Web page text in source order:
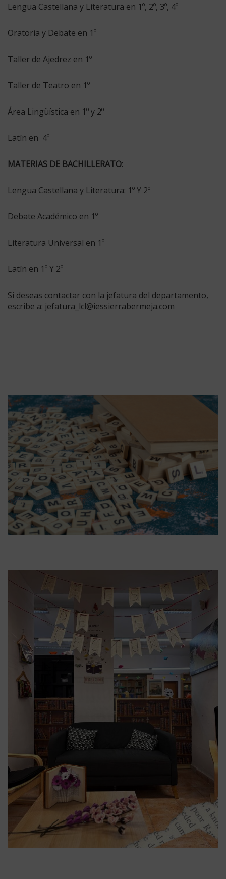
Lengua Castellana y Literatura en 1º, 2º, 3º, 4º
Oratoria y Debate en 1º
Taller de Ajedrez en 1º
Taller de Teatro en 1º
Área Lingüística en 1º y 2º
Latín en 4º
MATERIAS DE BACHILLERATO:
Lengua Castellana y Literatura: 1º Y 2º
Debate Académico en 1º
Literatura Universal en 1º
Latín en 1º Y 2º
Si deseas contactar con la jefatura del departamento,
escribe a: jefatura_lcl@iessierrabermeja.com